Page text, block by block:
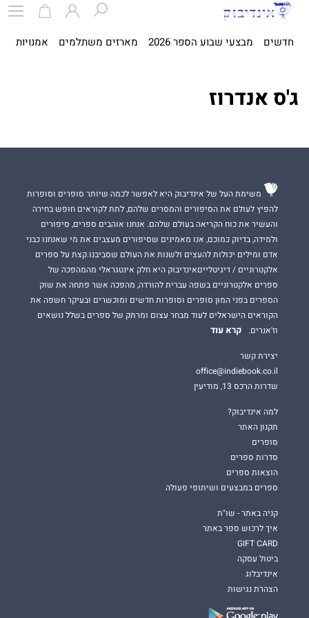
חדשים מבצעי שבוע הספר 2026 מארזים משתלמים אמנויות
ג'ס אנדרוז
משימת העל של אינדיבוק היא לאפשר לכמה שיותר סופרים וסופרות
להפיץ לעולם את הסיפורים והמסרים שלהם, לתת לקוראים חופש בחירה
והעשיר את כוח הקריאה בעולם שלהם. אנחנו אוהבים ספרים, סיפורים
ולמידה, בדיוק כמוכם, אנו מאמינים שסיפורים מעצבים את מי שאנחנו כבני
אדם ומילים יכולות להעצים ולשנות את העולם שסביבנו.קצת על ספרים
אלקטרוניים / דיגיטלייםאינדיבוק היא חלק אינטגראלי מהמהפכה של
ספרים אלקטרוניים בשפה עברית להורדה, מהפכה אשר פתחה את שוק
הספרים בפני המון סופרים וסופרות חדשים ומוכשרים ובעיקר חשפה את
הקוראים הישראלים לעוד מבחר עצום ומרתק של ספרים בשלל נושאים
וז'אנרים.
קרא עוד
יצירת קשר
office@indiebook.co.il
שדרות הרכס 13, מודיעין
למה אינדיבוק?
תקנון האתר
סופרים
סדרות ספרים
הוצאות ספרים
ספרים במבצעים ושיתופי פעולה
קניה באתר - שו"ת
איך לרכוש ספר באתר
GIFT CARD
ביטול עסקה
אינדיבלוג
הצהרת נגישות